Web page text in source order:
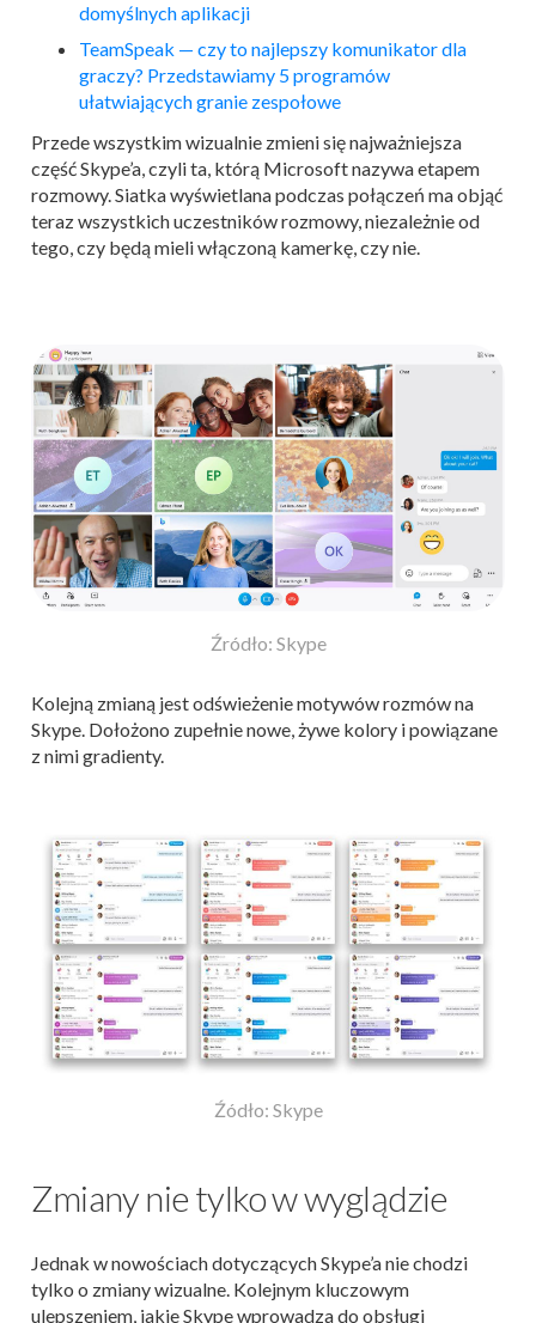
domyślnych aplikacji
TeamSpeak — czy to najlepszy komunikator dla
graczy? Przedstawiamy 5 programów
ułatwiających granie zespołowe
Przede wszystkim wizualnie zmieni się najważniejsza
część Skype’a, czyli ta, którą Microsoft nazywa etapem
rozmowy. Siatka wyświetlana podczas połączeń ma objąć
teraz wszystkich uczestników rozmowy, niezależnie od
tego, czy będą mieli włączoną kamerkę, czy nie.
Źródło: Skype
Kolejną zmianą jest odświeżenie motywów rozmów na
Skype. Dołożono zupełnie nowe, żywe kolory i powiązane
z nimi gradienty.
Źódło: Skype
Zmiany nie tylko w wyglądzie
Jednak w nowościach dotyczących Skype’a nie chodzi
tylko o zmiany wizualne. Kolejnym kluczowym
ulepszeniem, jakie Skype wprowadza do obsługi